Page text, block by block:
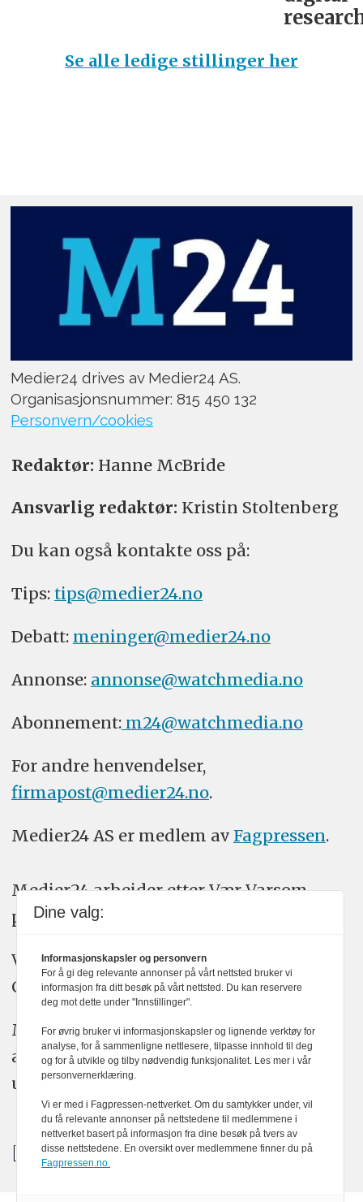
Se alle ledige stillinger her
Medier24 drives av Medier24 AS.
Organisasjonsnummer: 815 450 132
Personvern/cookies
Redaktør: Hanne McBride
Ansvarlig redaktør: Kristin Stoltenberg
Du kan også kontakte oss på:
Tips: tips@medier24.no
Debatt: meninger@medier24.no
Annonse: annonse@watchmedia.no
Abonnement:m24@watchmedia.no
For andre henvendelser,
firmapost@medier24.no.
Medier24 AS er medlem av Fagpressen.
Medier24 arbeider etter Vær Varsom-
plakatens regler for god presseskikk.
Vi bruker KI-verktøy som ChatGPT,
Claude, og Gemini i journalistikken vår.
Medier24s redaksjon har alltid det fulle
ansvar for publisert innhold, med eller
uten bruk av kunstig intelligens.
Dine valg:
Informasjonskapsler og personvern
For å gi deg relevante annonser på vårt nettsted bruker vi
informasjon fra ditt besøk på vårt nettsted. Du kan reservere
deg mot dette under "Innstillinger".
For øvrig bruker vi informasjonskapsler og lignende verktøy for
analyse, for å sammenligne nettlesere, tilpasse innhold til deg
og for å utvikle og tilby nødvendig funksjonalitet. Les mer i vår
personvernerklæring.
Vi er med i Fagpressen-nettverket. Om du samtykker under, vil
du få relevante annonser på nettstedene til medlemmene i
nettverket basert på informasjon fra dine besøk på tvers av
disse nettstedene. En oversikt over medlemmene finner du på
Fagpressen.no.